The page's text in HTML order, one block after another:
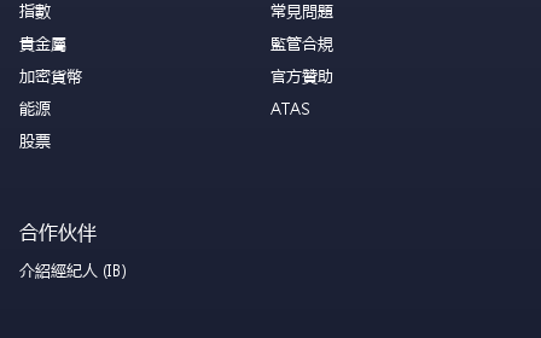
指數
貴金屬
加密貨幣
能源
股票
常見問題
監管合規
官方贊助
ATAS
合作伙伴
介紹經紀人 (IB)